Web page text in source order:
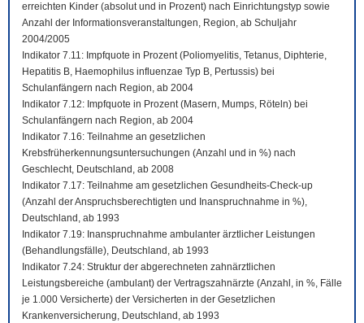
erreichten Kinder (absolut und in Prozent) nach Einrichtungstyp sowie
Anzahl der Informationsveranstaltungen, Region, ab Schuljahr
2004/2005
Indikator 7.11: Impfquote in Prozent (Poliomyelitis, Tetanus, Diphterie,
Hepatitis B, Haemophilus influenzae Typ B, Pertussis) bei
Schulanfängern nach Region, ab 2004
Indikator 7.12: Impfquote in Prozent (Masern, Mumps, Röteln) bei
Schulanfängern nach Region, ab 2004
Indikator 7.16: Teilnahme an gesetzlichen
Krebsfrüherkennungsuntersuchungen (Anzahl und in %) nach
Geschlecht, Deutschland, ab 2008
Indikator 7.17: Teilnahme am gesetzlichen Gesundheits-Check-up
(Anzahl der Anspruchsberechtigten und Inanspruchnahme in %),
Deutschland, ab 1993
Indikator 7.19: Inanspruchnahme ambulanter ärztlicher Leistungen
(Behandlungsfälle), Deutschland, ab 1993
Indikator 7.24: Struktur der abgerechneten zahnärztlichen
Leistungsbereiche (ambulant) der Vertragszahnärzte (Anzahl, in %, Fälle
je 1.000 Versicherte) der Versicherten in der Gesetzlichen
Krankenversicherung, Deutschland, ab 1993